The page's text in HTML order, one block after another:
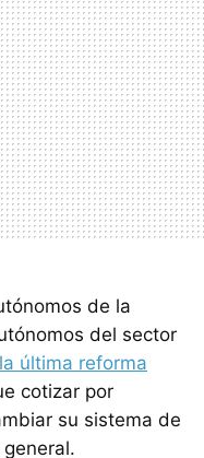
de la
del sector
última reforma
cotizar por
su sistema de